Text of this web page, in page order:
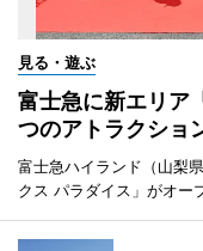
見る・遊ぶ
富士急に新エリ
つのアトラクショ
富士急ハイランド（山梨
クス パラダイス」がオー